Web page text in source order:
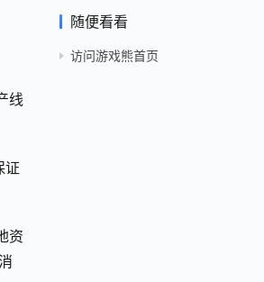
线
证
资
随便看看
访问游戏熊首页